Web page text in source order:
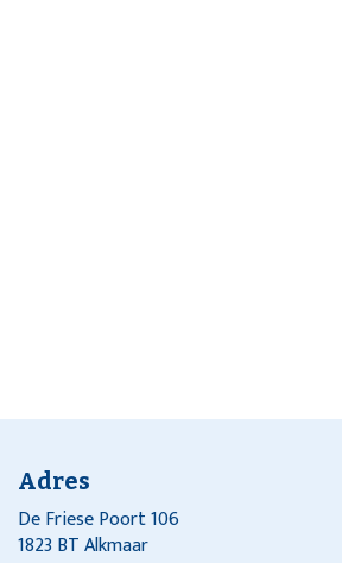
Adres
De Friese Poort 106
1823 BT Alkmaar